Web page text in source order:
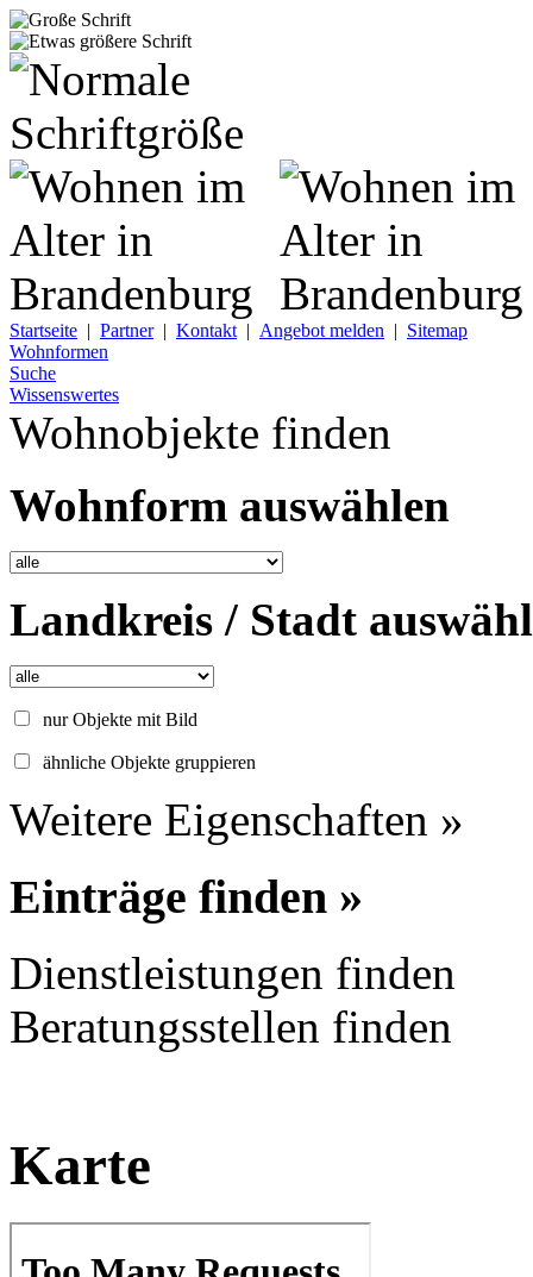
Startseite | Partner| Kontakt | Angebot melden | Sitemap
Wohnformen
Suche
Wissenswertes
Wohnobjekte finden
Wohnform auswählen
Landkreis / Stadt
nur Objekte mit Bild
ähnliche Objekte gruppieren
Weitere Eigenschaften »
Einträge finden »
Dienstleistungen finden
Beratungsstellen finden
Karte